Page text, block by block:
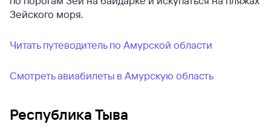
Зейского моря.
Читать путеводитель по Амурской области
Смотреть авиабилеты в Амурскую область
Республика Тыва